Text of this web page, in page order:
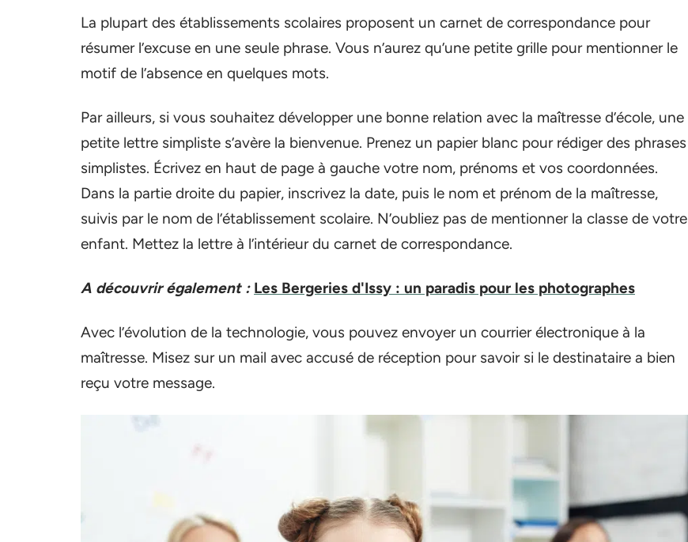
La plupart des établissements scolaires proposent un carnet de correspondance pour
résumer l’excuse en une seule phrase. Vous n’aurez qu’une petite grille pour mentionner le
motif de l’absence en quelques mots.
Par ailleurs, si vous souhaitez développer une bonne relation avec la maîtresse d’école, une
petite lettre simpliste s’avère la bienvenue. Prenez un papier blanc pour rédiger des phrases
simplistes. Écrivez en haut de page à gauche votre nom, prénoms et vos coordonnées.
Dans la partie droite du papier, inscrivez la date, puis le nom et prénom de la maîtresse,
suivis par le nom de l’établissement scolaire. N’oubliez pas de mentionner la classe de votre
enfant. Mettez la lettre à l’intérieur du carnet de correspondance.
A découvrir également : Les Bergeries d'Issy : un paradis pour les photographes
Avec l’évolution de la technologie, vous pouvez envoyer un courrier électronique à la
maîtresse. Misez sur un mail avec accusé de réception pour savoir si le destinataire a bien
reçu votre message.